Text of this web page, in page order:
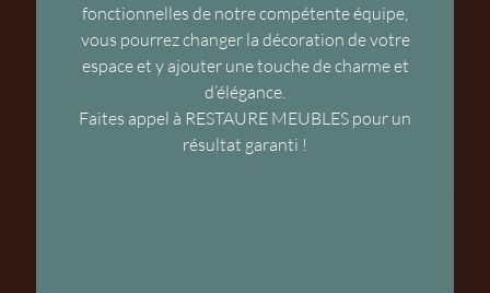
fonctionnelles de notre compétente équipe,
vous pourrez changer la décoration de votre
espace et y ajouter une touche de charme et
d’élégance.
Faites appel à RESTAURE MEUBLES pour un
résultat garanti !